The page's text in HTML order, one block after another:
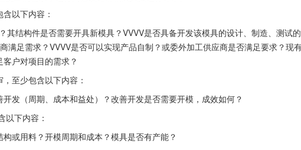
以下内容：
其结构件是否需要开具新模具？VVVV是否具备开发该模具的设计、制造、测试
满足需求？VVVV是否可以实现产品自制？或委外加工供应商是否满足要求？现
户对项目的需求？
至少包含以下内容：
发（周期、成本和益处）？改善开发是否需要开模，成效如何？
以下内容：
或用料？开模周期和成本？模具是否有产能？